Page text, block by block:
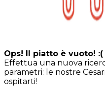
Ops! Il piatto è vuoto! :(
Effettua una nuova
parametri: le nostre
ospitarti!